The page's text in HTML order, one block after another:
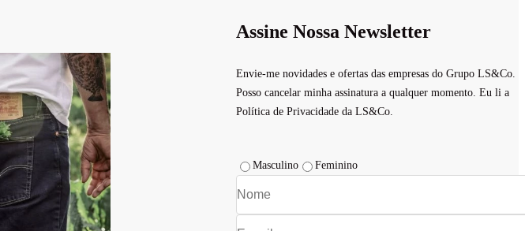
Assine Nossa Newsletter
Envie-me novidades e ofertas das empresas do Grupo LS&Co.
Posso cancelar minha assinatura a qualquer momento. Eu li a
Política de Privacidade da LS&Co.
Masculino Feminino